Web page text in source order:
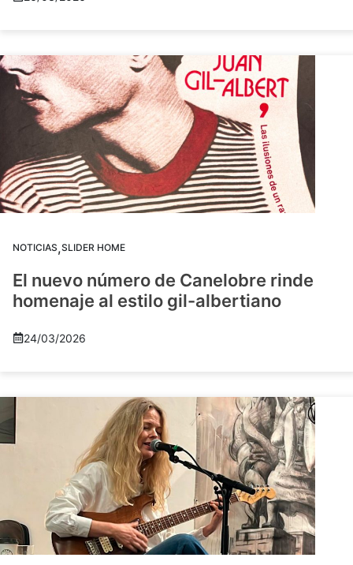
NOTICIAS,SLIDER HOME
El nuevo número de Canelobre rinde
homenaje al estilo gil-albertiano
24/03/2026